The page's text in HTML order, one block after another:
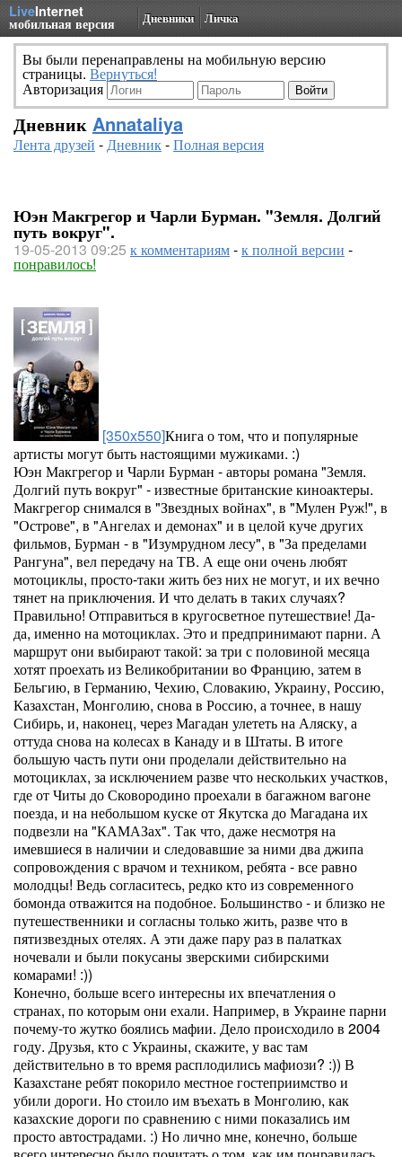
LiveInternet
мобильная версия Дневники Личка
Вы были перенаправлены на мобильную версию
страницы. Вернуться!
Авторизация
Дневник Annataliya
Лента друзей -Дневник-Полная версия
Юэн Макгрегор и Чарли Бурман. "Земля. Долгий
путь вокруг".
19-05-2013 09:25 к комментариям-к полной версии -
понравилось!
[350x550]Книга о том, что и популярные
артисты могут быть настоящими мужиками. :)
Юэн Макгрегор и Чарли Бурман - авторы романа "Земля.
Долгий путь вокруг" - известные британские киноактеры.
Макгрегор снимался в "Звездных войнах", в "Мулен Руж!", в
"Острове", в "Ангелах и демонах" и в целой куче других
фильмов, Бурман - в "Изумрудном лесу", в "За пределами
Рангуна", вел передачу на ТВ. А еще они очень любят
мотоциклы, просто-таки жить без них не могут, и их вечно
тянет на приключения. И что делать в таких случаях?
Правильно! Отправиться в кругосветное путешествие! Да-
да, именно на мотоциклах. Это и предпринимают парни. А
маршрут они выбирают такой: за три с половиной месяца
хотят проехать из Великобритании во Францию, затем в
Бельгию, в Германию, Чехию, Словакию, Украину, Россию,
Казахстан, Монголию, снова в Россию, а точнее, в нашу
Сибирь, и, наконец, через Магадан улететь на Аляску, а
оттуда снова на колесах в Канаду и в Штаты. В итоге
большую часть пути они проделали действительно на
мотоциклах, за исключением разве что нескольких участков,
где от Читы до Сковородино проехали в багажном вагоне
поезда, и на небольшом куске от Якутска до Магадана их
подвезли на "КАМАЗах". Так что, даже несмотря на
имевшиеся в наличии и следовавшие за ними два джипа
сопровождения с врачом и техником, ребята - все равно
молодцы! Ведь согласитесь, редко кто из современного
бомонда отважится на подобное. Большинство - и близко не
путешественники и согласны только жить, разве что в
пятизвездных отелях. А эти даже пару раз в палатках
ночевали и были покусаны зверскими сибирскими
комарами! :))
Конечно, больше всего интересны их впечатления о
странах, по которым они ехали. Например, в Украине парни
почему-то жутко боялись мафии. Дело происходило в 2004
году. Друзья, кто с Украины, скажите, у вас там
действительно в то время расплодились мафиози? :)) В
Казахстане ребят покорило местное гостеприимство и
убили дороги. Но стоило им въехать в Монголию, как
казахские дороги по сравнению с ними показались им
просто автострадами. :) Но лично мне, конечно, больше